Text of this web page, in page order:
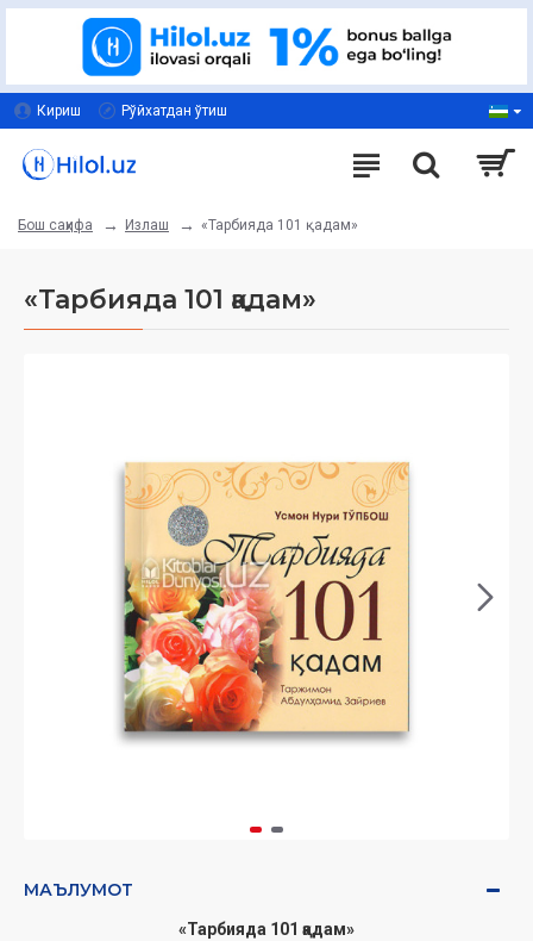
Кириш Рўйхатдан ўтиш
Бош саҳифа Излаш «Тарбияда 101 қадам»
«Тарбияда 101 қадам»
МАЪЛУМОТ
«Тарбияда 101 қадам»